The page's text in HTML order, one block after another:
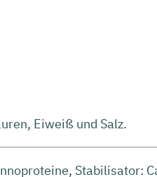
Eiweiß und Salz.
Stabilisator: